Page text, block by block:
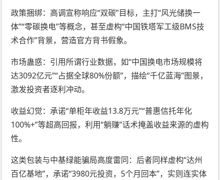
政策捆绑：高调宣称响应“双碳”目标，主打“风光储换一
体”“零碳换电”等概念，甚至虚构“中国铁塔军工级BMS技
术合作”背景，营造官方背书假象。
市场蛊惑：引用所谓行业数据，如“中国换电市场规模将
达3092亿元”“占据全球80%份额”，描绘“千亿蓝海”图景，
激发投资者逐利冲动。
收益幻觉：承诺“单柜年收益13.8万元”“普惠信托年化
100%+”等超高回报，利用“躺赚”话术掩盖收益来源的虚构
性。
这类包装与中基绿能骗局高度雷同：后者同样虚构“达州
百亿基地”，承诺“3980元投资，5个月回本”，实则连实体